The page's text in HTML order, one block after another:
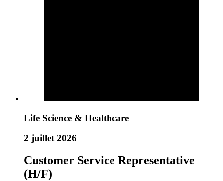
Life Science & Healthcare
2 juillet 2026
Customer Service Representative
(H/F)